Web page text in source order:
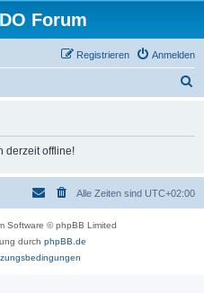
Forum
Anmelden
Registrieren
derzeit offline!
Alle Zeiten sind UTC+02:00
Software © phpBB Limited
durch phpBB.de